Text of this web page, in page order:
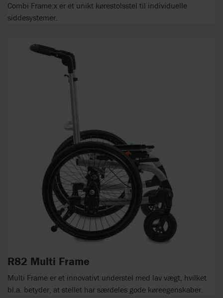
Combi Frame:x er et unikt kørestolsstel til individuelle
siddesystemer.
R82 Multi Frame
Multi Frame er et innovativt understel med lav vægt, hvilket
bl.a. betyder, at stellet har særdeles gode køreegenskaber.